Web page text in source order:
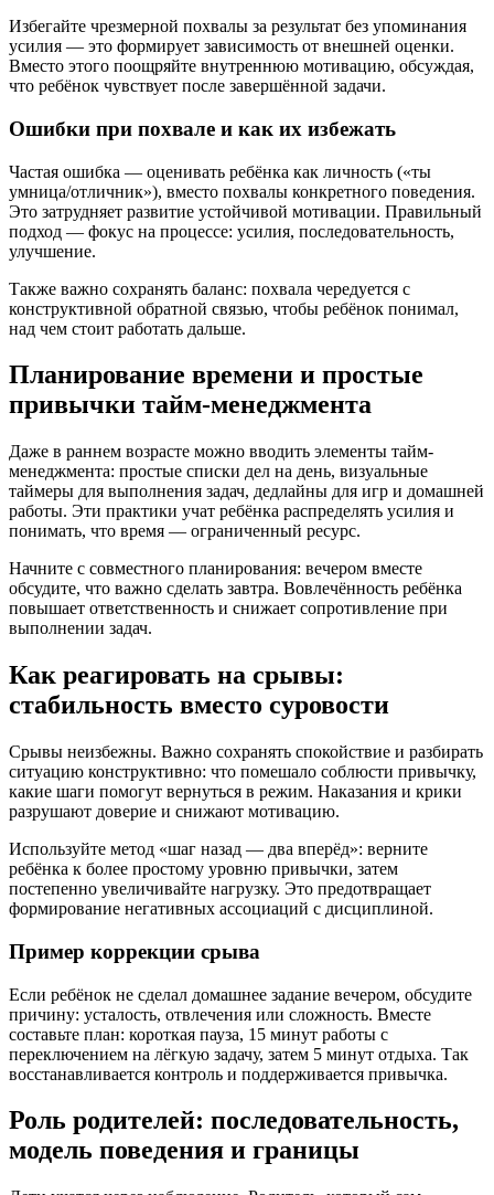
Избегайте чрезмерной похвалы за результат без упоминания
усилия — это формирует зависимость от внешней оценки.
Вместо этого поощряйте внутреннюю мотивацию, обсуждая,
что ребёнок чувствует после завершённой задачи.
Ошибки при похвале и как их избежать
Частая ошибка — оценивать ребёнка как личность («ты
умница/отличник»), вместо похвалы конкретного поведения.
Это затрудняет развитие устойчивой мотивации. Правильный
подход — фокус на процессе: усилия, последовательность,
улучшение.
Также важно сохранять баланс: похвала чередуется с
конструктивной обратной связью, чтобы ребёнок понимал,
над чем стоит работать дальше.
Планирование времени и простые
привычки тайм-менеджмента
Даже в раннем возрасте можно вводить элементы тайм-
менеджмента: простые списки дел на день, визуальные
таймеры для выполнения задач, дедлайны для игр и домашней
работы. Эти практики учат ребёнка распределять усилия и
понимать, что время — ограниченный ресурс.
Начните с совместного планирования: вечером вместе
обсудите, что важно сделать завтра. Вовлечённость ребёнка
повышает ответственность и снижает сопротивление при
выполнении задач.
Как реагировать на срывы:
стабильность вместо суровости
Срывы неизбежны. Важно сохранять спокойствие и разбирать
ситуацию конструктивно: что помешало соблюсти привычку,
какие шаги помогут вернуться в режим. Наказания и крики
разрушают доверие и снижают мотивацию.
Используйте метод «шаг назад — два вперёд»: верните
ребёнка к более простому уровню привычки, затем
постепенно увеличивайте нагрузку. Это предотвращает
формирование негативных ассоциаций с дисциплиной.
Пример коррекции срыва
Если ребёнок не сделал домашнее задание вечером, обсудите
причину: усталость, отвлечения или сложность. Вместе
составьте план: короткая пауза, 15 минут работы с
переключением на лёгкую задачу, затем 5 минут отдыха. Так
восстанавливается контроль и поддерживается привычка.
Роль родителей: последовательность,
модель поведения и границы